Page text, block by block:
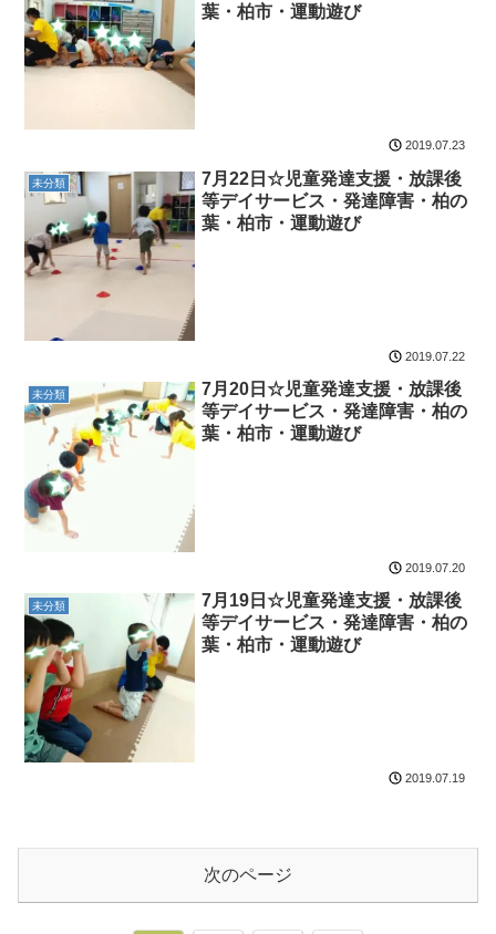
葉・柏市・運動遊び
2019.07.23
未分類
7月22日☆児童発達支援・放課後
等デイサービス・発達障害・柏の
葉・柏市・運動遊び
2019.07.22
未分類
7月20日☆児童発達支援・放課後
等デイサービス・発達障害・柏の
葉・柏市・運動遊び
2019.07.20
未分類
7月19日☆児童発達支援・放課後
等デイサービス・発達障害・柏の
葉・柏市・運動遊び
2019.07.19
次のページ